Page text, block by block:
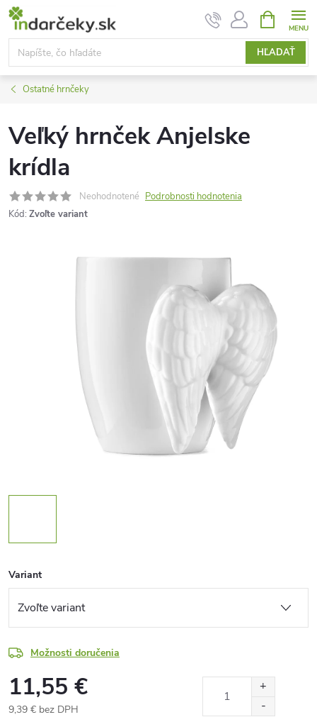
Prejsť
obsah
HĽADAŤ
KOŠÍK
Ostatné hrnčeky
Veľký hrnček Anjelske
krídla
Neohodnotené Podrobnosti hodnotenia
Kód: Zvoľte variant
Variant
Možnosti doručenia
11,55 €
9,39 € bez DPH